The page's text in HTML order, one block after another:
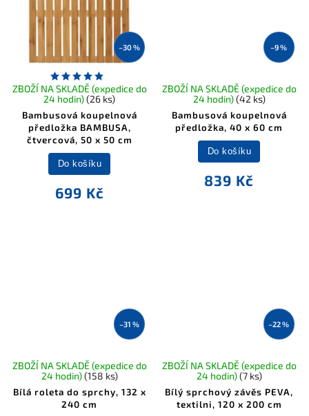
–30 %
Bambusová koupelnová
předložka BAMBUSA,
čtvercová, 50 x 50 cm
ZBOŽÍ NA SKLADĚ (expedice do
24 hodin)(26 ks)
699 Kč
Do košíku
–9 %
Bambusová koupelnová
předložka, 40 x 60 cm
ZBOŽÍ NA SKLADĚ (expedice do
24 hodin)(42 ks)
839 Kč
Do košíku
–31 %
Bílá roleta do sprchy, 132 x
240 cm
ZBOŽÍ NA SKLADĚ (expedice do
24 hodin)(158 ks)
–22 %
Bílý sprchový závěs PEVA,
textilni, 120 x 200 cm
ZBOŽÍ NA SKLADĚ (expedice do
24 hodin)(7 ks)